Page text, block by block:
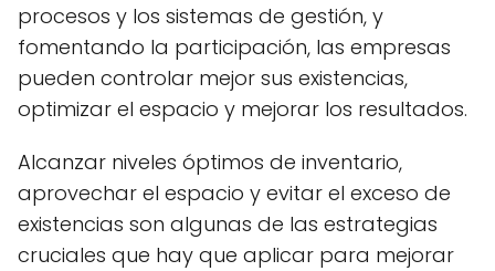
procesos y los sistemas de gestión, y
fomentando la participación, las empresas
pueden controlar mejor sus existencias,
optimizar el espacio y mejorar los resultados.
Alcanzar niveles óptimos de inventario,
aprovechar el espacio y evitar el exceso de
existencias son algunas de las estrategias
cruciales que hay que aplicar para mejorar